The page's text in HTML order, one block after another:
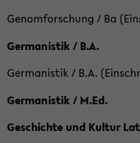
Genomforschung / Ba
Germanistik / B.A.
Germanistik / B.A.
Germanistik / M.Ed.
Geschichte und Kultur